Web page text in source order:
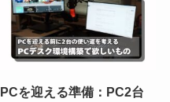
PCを迎える準備：PC2台